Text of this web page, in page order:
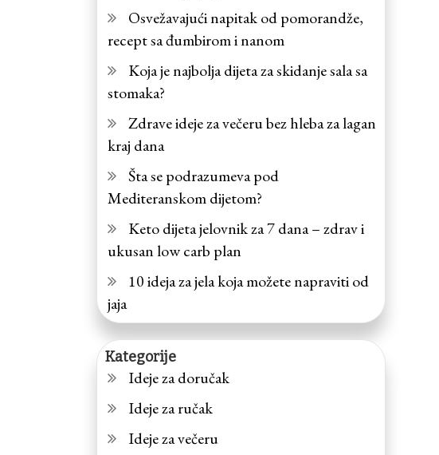
Osvežavajući napitak od pomorandže,
recept sa đumbirom i nanom
Koja je najbolja dijeta za skidanje sala sa
stomaka?
Zdrave ideje za večeru bez hleba za lagan
kraj dana
Šta se podrazumeva pod
Mediteranskom dijetom?
Keto dijeta jelovnik za 7 dana – zdrav i
ukusan low carb plan
10 ideja za jela koja možete napraviti od
jaja
Kategorije
Ideje za doručak
Ideje za ručak
Ideje za večeru